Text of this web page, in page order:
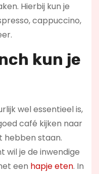
Hierbij kun je
cappuccino,
kun je
wel essentieel is,
café kijken naar
hebben staan.
wil je de inwendige
een hapje eten. In